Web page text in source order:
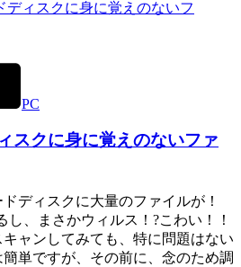
PC
スクに身に覚えのないファ
ディスクに大量のファイルが！
し、まさかウィルス！?こわい！！
ャンしてみても、特に問題はない
単ですが、その前に、念のため調